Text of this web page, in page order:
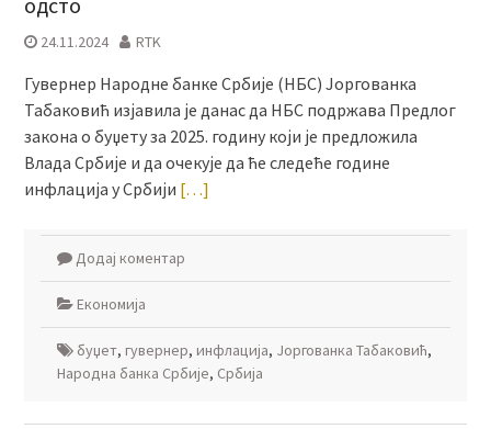
24.11.2024 RTK
Гувернер Народне банке Србије (НБС) Јоргованка
Табаковић изјавила је данас да НБС подржава Предлог
закона о буџету за 2025. годину који је предложила
Влада Србије и да очекује да ће следеће године
инфлација у Србији […]
Додај коментар
Економија
буџет, гувернер, инфлација, Јоргованка Табаковић,
Народна банка Србије, Србија